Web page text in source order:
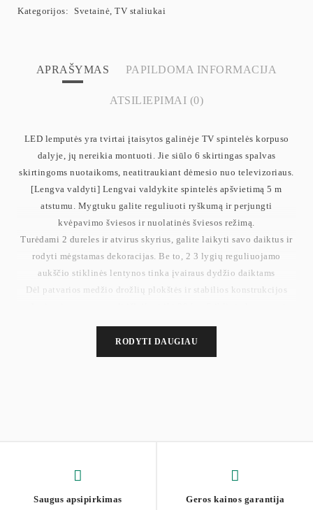
Kategorijos: Svetainė TV staliukai
APRAŠYMAS PAPILDOMA INFORMACIJA
ATSILIEPIMAI (0)
LED lemputės yra tvirtai įtaisytos galinėje TV spintelės korpuso
dalyje, jų nereikia montuoti. Jie siūlo 6 skirtingas spalvas
skirtingoms nuotaikoms, neatitraukiant dėmesio nuo televizoriaus.
[Lengva valdyti] Lengvai valdykite spintelės apšvietimą 5 m
atstumu. Mygtuku galite reguliuoti ryškumą ir perjungti
kvėpavimo šviesos ir nuolatinės šviesos režimą.
Turėdami 2 dureles ir atvirus skyrius, galite laikyti savo daiktus ir
rodyti mėgstamas dekoracijas. Be to, 2 3 lygių reguliuojamo
aukščio stiklinės lentynos tinka įvairaus dydžio daiktams
Dėl patvarios medžio drožlių plokštės ir stabilios konstrukcijos
drėgna šluoste
Šį 40 x 160 x 60 cm televizoriaus staliuką su apšvietimu iki 70
RODYTI DAUGIAU
Saugus apsipirkimas Geros kainos garantija